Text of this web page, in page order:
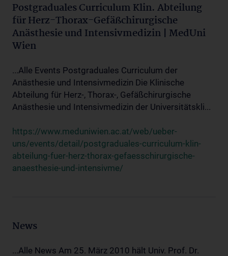
Postgraduales Curriculum Klin. Abteilung
für Herz-Thorax-Gefäßchirurgische
Anästhesie und Intensivmedizin | MedUni
Wien
...Alle Events Postgraduales Curriculum der
Anästhesie und Intensivmedizin Die Klinische
Abteilung für Herz-, Thorax-, Gefäßchirurgische
Anästhesie und Intensivmedizin der Universitätskli...
https://www.meduniwien.ac.at/web/ueber-
uns/events/detail/postgraduales-curriculum-klin-
abteilung-fuer-herz-thorax-gefaesschirurgische-
anaesthesie-und-intensivme/
News
...Alle News Am 25. März 2010 hält Univ. Prof. Dr.